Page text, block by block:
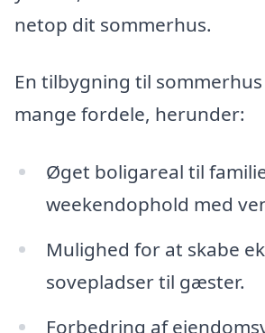
netop dit sommerhus.
En tilbygning til
mange fordele, herunder:
Øget boligareal til
weekendophold med
Mulighed for at skabe
sovepladser til gæster.
Forbedring af